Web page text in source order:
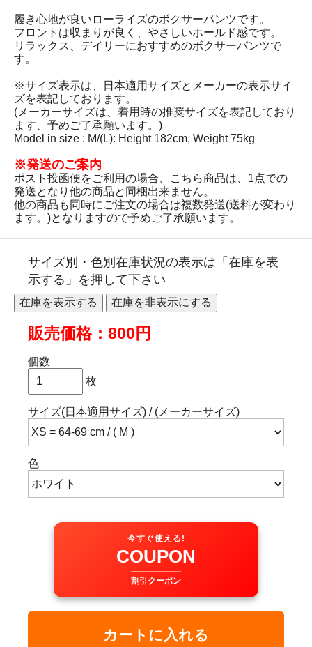
履き心地が良いローライズのボクサーパンツです。
フロントは収まりが良く、やさしいホールド感です。
リラックス、デイリーにおすすめのボクサーパンツで
す。
※サイズ表示は、日本適用サイズとメーカーの表示サイ
ズを表記しております。
(メーカーサイズは、着用時の推奨サイズを表記しており
ます、予めご了承願います。)
Model in size : M/(L): Height 182cm, Weight 75kg
※発送のご案内
ポスト投函便をご利用の場合、こちら商品は、1点での
発送となり他の商品と同梱出来ません。
他の商品も同時にご注文の場合は複数発送(送料が変わり
ます。)となりますので予めご了承願います。
サイズ別・色別在庫状況の表示は「在庫を表
示する」を押して下さい
販売価格：800円
個数
枚
サイズ(日本適用サイズ) / (メーカーサイズ)
色
今すぐ使える!
COUPON
割引クーポン
カートに入れる